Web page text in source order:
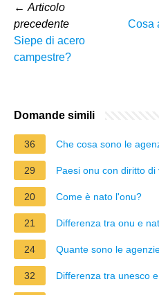
← Articolo
precedente
Siepe di acero
campestre?
Cosa
Domande simili
36 Che cosa sono le
29 Paesi onu con diritto di
20 Come è nato l'onu?
21 Differenza tra onu e
24 Quante sono le
32 Differenza tra unesco